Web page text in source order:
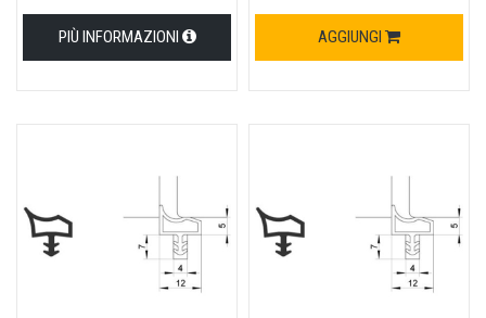
PIÙ INFORMAZIONI AGGIUNGI